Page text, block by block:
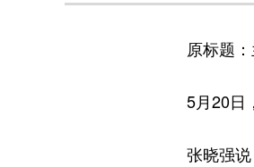
原标题：
5月20日，
张晓强说，